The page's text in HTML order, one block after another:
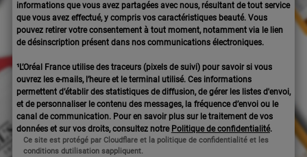
informations que vous avez partagées avec nous, résultant de tout service
que vous avez effectué, y compris vos caractéristiques beauté. Vous
pouvez retirer votre consentement à tout moment, notamment via le lien
de désinscription présent dans nos communications électroniques.
¹L’Oréal France utilise des traceurs (pixels de suivi) pour savoir si vous
ouvrez les e-mails, l’heure et le terminal utilisé. Ces informations
permettent d’établir des statistiques de diffusion, de gérer les listes d'envoi,
et de personnaliser le contenu des messages, la fréquence d’envoi ou le
canal de communication. Pour en savoir plus sur le traitement de vos
données et sur vos droits, consultez notre Politique de confidentialité.
Ce site est protégé par Cloudflare et la politique de confidentialité et les
conditions dutilisation sappliquent.